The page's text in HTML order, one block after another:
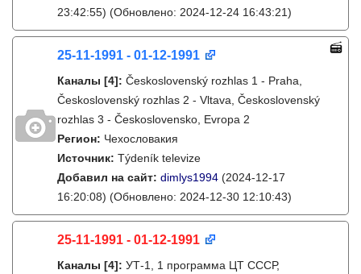
23:42:55) (Обновлено: 2024-12-24 16:43:21)
25-11-1991 - 01-12-1991
Каналы [4]: Československý rozhlas 1 - Praha,
Československý rozhlas 2 - Vltava, Československý
rozhlas 3 - Československo, Evropa 2
Регион: Чехословакия
Источник: Týdeník televize
Добавил на сайт: dimlys1994 (2024-12-17
16:20:08) (Обновлено: 2024-12-30 12:10:43)
25-11-1991 - 01-12-1991
Каналы [4]: УТ-1, 1 программа ЦТ СССР,